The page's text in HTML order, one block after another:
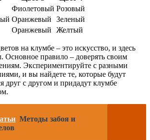
Фиолетовый Розовый
Оранжевый
Зеленый
Оранжевый Желтый
на клумбе – это искусство, и здесь
Основное правило – доверять своим
Экспериментируйте с разными
и вы найдете те, которые будут
друг с другом и придадут клумбе
Методы забоя и